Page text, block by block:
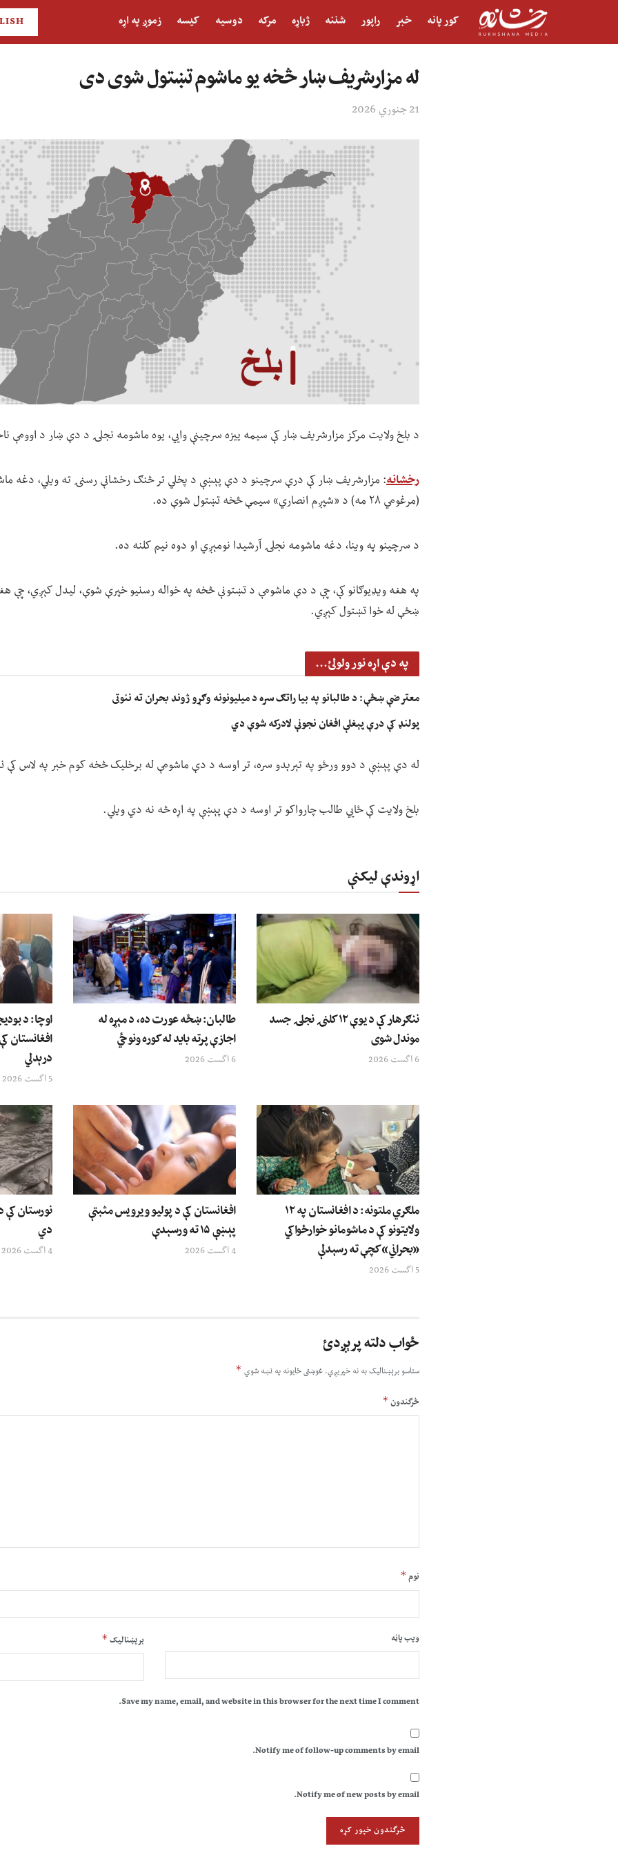
کور پانه خبر راپور شننه ژباړه مرکه دوسیه کیسه زموږ په اړه
له مزارشریف ښار څخه یو ماشوم تښتول شوی دی
21 جنوري 2026
د بلخ ولایت مرکز مزارشریف ښار کې سیمه ییزه سرچینې وايي، یوه ماشومه نجلۍ د دې ښار د
رخشانه: مزارشریف ښار کې درې سرچینو د دې پېښې د پخلي تر څنګ رخشانې رسنۍ ته ویلي، دغه
(مرغومي ۲۸ مه) د «شپږم انصاري» سیمې څخه تښتول شوې ده.
د سرچینو په وینا، دغه ماشومه نجلۍ آرشیدا نومېږي او دوه نیم کلنه ده.
په هغه ویډیوګانو کې، چې د دې ماشومې د تښتونې څخه په خواله رسنیو خپرې شوې، لیدل کېږي، چې
ښځې له خوا تښتول کېږي.
په دې اړه نور ولولئ...
معترضې ښځې: د طالبانو په بیا راتګ سره د میلیونونه وګړو ژوند بحران ته ننوتی
پولنډ کې درې پېغلې افغان نجونې لادرکه شوې دي
له دې پېښې د دوو ورځو په تېرېدو سره، تر اوسه د دې ماشومې له برخلیک څخه کوم خبر په لاس کې
بلخ ولایت کې ځايي طالب چارواکو تر اوسه د دې پېښې په اړه څه نه دي ویلي.
اړوندې لیکنې
ننګرهار کې د یوې ۱۲ کلنۍ نجلۍ جسد
موندل شوی
6 اگست 2026
طالبان: ښځه عورت ده، د مېړه له
اجازې پرته باید له کوره ونوځي
6 اگست 2026
اوچا: د
افغانستان
درېدلي
5 اگست 2026
ملګري ملتونه: د افغانستان په ۱۲
ولایتونو کې د ماشومانو خوارځواکي
«بحراني» کچې ته رسېدلې
5 اگست 2026
افغانستان کې د پولیو ویرویس مثبتې
پېښې ۱۵ ته ورسېدې
4 اگست 2026
نورستان
دي
4 اگست 2026
ځواب دلته پرېږدئ
ستاسو برېښناليک به نه خپريږي.غوښتى ځایونه په نښه شوي *
څرگندون*
نوم*
بریښنالیک* ویب پاڼه
Save my name, email, and website in this browser for the next time I comment.
Notify me of follow-up comments by email.
Notify me of new posts by email.